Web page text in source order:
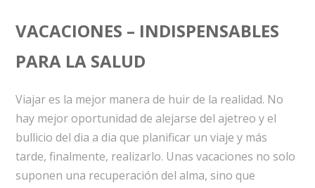
VACACIONES – INDISPENSABLES
PARA LA SALUD
Viajar es la mejor manera de huir de la realidad. No
hay mejor oportunidad de alejarse del ajetreo y el
bullicio del dia a dia que planificar un viaje y más
tarde, finalmente, realizarlo. Unas vacaciones no solo
suponen una recuperación del alma, sino que